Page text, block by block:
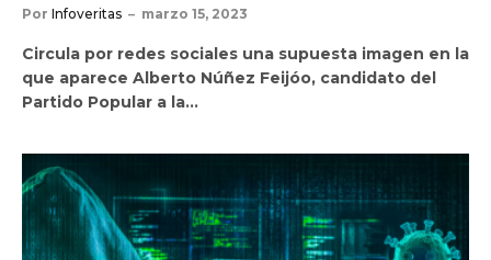
Por Infoveritas marzo 15, 2023
Circula por redes sociales una supuesta imagen en la
que aparece Alberto Núñez Feijóo, candidato del
Partido Popular a la…